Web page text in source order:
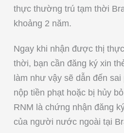
thực thường trú tạm thời
khoảng 2 năm.
Ngay khi nhận được thị
thời, bạn cần đăng ký xin
làm như vậy sẽ dẫn đến
nộp tiền phạt hoặc bị hủy
RNM là chứng nhận đăng
của người nước ngoài tại